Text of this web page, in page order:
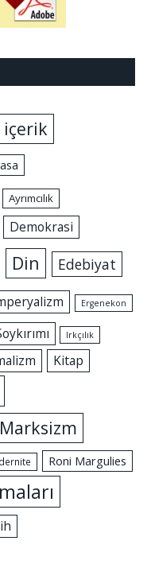
Ayrımcılık
Demokrasi
Din Edebiyat
Ergenekon
Irkçılık
Kitap
Marksizm
Roni Margulies